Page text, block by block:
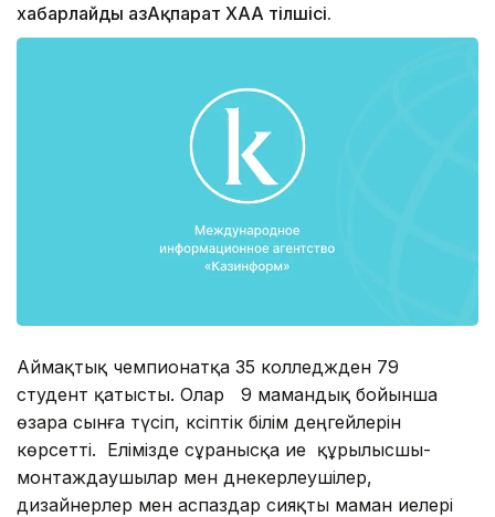
хабарлайды ҚазАқпарат ХАА тілшісі.
Аймақтық чемпионатқа 35 колледжден 79
студент қатысты. Олар 9 мамандық бойынша
өзара сынға түсіп, кәсіптік білім деңгейлерін
көрсетті. Елімізде сұранысқа ие құрылысшы-
монтаждаушылар мен дәнекерлеушілер,
дизайнерлер мен аспаздар сияқты маман иелері